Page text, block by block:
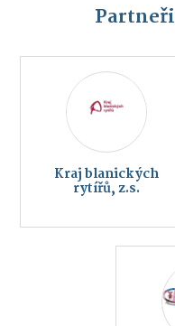
Kraj blanických
rytířů, z.s.